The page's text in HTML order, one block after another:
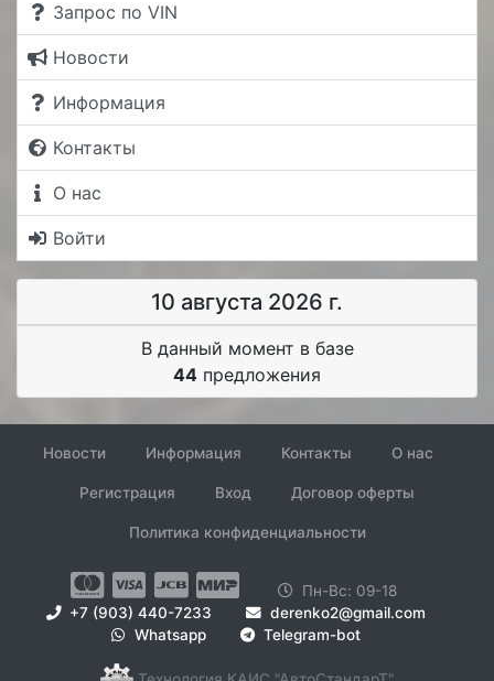
Запрос по VIN
Новости
Информация
Контакты
О нас
Войти
10 августа 2026 г.
В данный момент в базе
44 предложения
Новости Информация Контакты О нас
Регистрация Вход Договор оферты
Политика конфиденциальности
Пн-Вс: 09-18
+7 (903) 440-7233
derenko2@gmail.com
Whatsapp
Telegram-bot